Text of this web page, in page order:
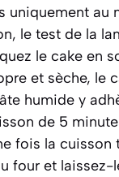
uniquement au
le test de la
le cake en
et sèche, le
humide y
de 5
fois la cuisson
four et laissez-